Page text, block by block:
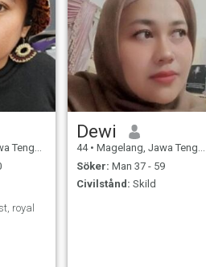
Indonesien
royal
Dewi
44 • Magelang, Jawa Tengah, Indonesien
Söker: Man 37 - 59
Civilstånd: Skild